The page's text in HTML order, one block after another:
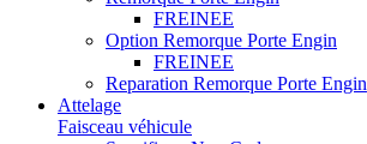
FREINEE
Option Remorque Porte Engin
FREINEE
Reparation Remorque Porte Engin
Attelage
Faisceau véhicule